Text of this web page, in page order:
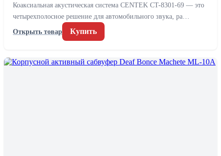
Коаксиальная акустическая система CENTEK CT-8301-69 — это
четырехполосное решение для автомобильного звука, ра…
Открыть товар
Купить